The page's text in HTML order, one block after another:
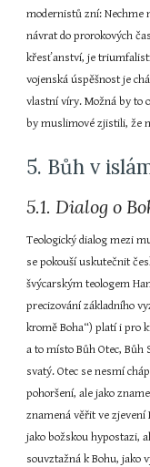
modernistů zní: Nechme
návrat do prorokových
křesťanství, je
vojenská úspěšnost je
vlastní víry. Možná by to
by muslimové zjistili, že
5. Bůh v
5.1. Dialog o
Teologický dialog mezi
se pokouší uskutečnit
švýcarským teologem
precizování základního
kromě Boha“) platí i pro
a to místo Bůh Otec, Bůh
svatý. Otec se nesmí
pohoršení, ale jako
znamená věřit ve zjevení
jako božskou hypostazi,
souvztažná k Bohu, jako